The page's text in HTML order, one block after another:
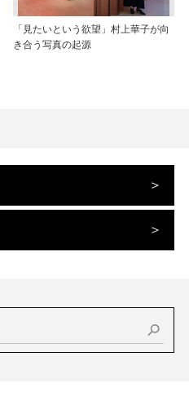
「見たいという欲望」村上華子が向
き合う写真の起源